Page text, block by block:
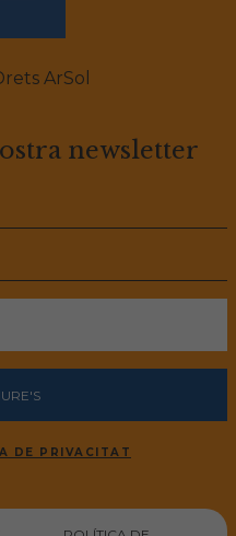
ArSol
newsletter
DE PRIVACITAT